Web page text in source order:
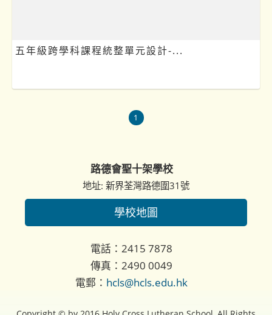
五年級跨學科課程統整單元設計-...
1
路德會聖十架學校
地址: 新界荃灣路德圍31號
學校地圖
電話：2415 7878
傳真：2490 0049
電郵： hcls@hcls.edu.hk